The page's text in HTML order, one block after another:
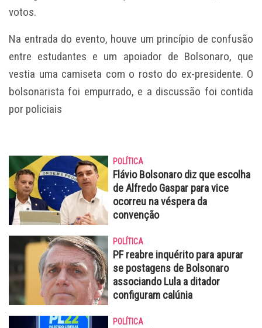
votos.
Na entrada do evento, houve um princípio de confusão
entre estudantes e um apoiador de Bolsonaro, que
vestia uma camiseta com o rosto do ex-presidente. O
bolsonarista foi empurrado, e a discussão foi contida
por policiais
POLÍTICA
Flávio Bolsonaro diz que escolha
de Alfredo Gaspar para vice
ocorreu na véspera da
convenção
POLÍTICA
PF reabre inquérito para apurar
se postagens de Bolsonaro
associando Lula a ditador
configuram calúnia
POLÍTICA